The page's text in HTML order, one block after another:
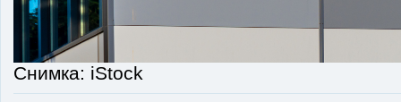
Снимка: iStock